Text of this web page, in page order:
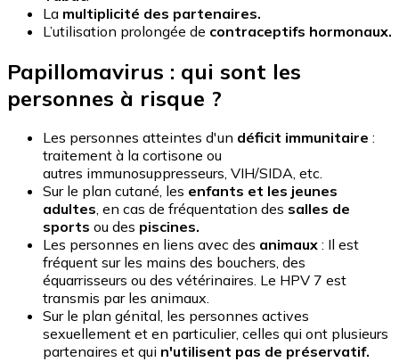
La multiplicité des partenaires.
L’utilisation prolongée de contraceptifs hormonaux.
Papillomavirus : qui sont les
personnes à risque ?
Les personnes atteintes d'un déficit immunitaire :
traitement à la cortisone ou
autres immunosuppresseurs, VIH/SIDA, etc.
Sur le plan cutané, les enfants et les jeunes
adultes, en cas de fréquentation des salles de
sports ou des piscines.
Les personnes en liens avec des animaux : Il est
fréquent sur les mains des bouchers, des
équarrisseurs ou des vétérinaires. Le HPV 7 est
transmis par les animaux.
Sur le plan génital, les personnes actives
sexuellement et en particulier, celles qui ont plusieurs
partenaires et qui n'utilisent pas de préservatif.